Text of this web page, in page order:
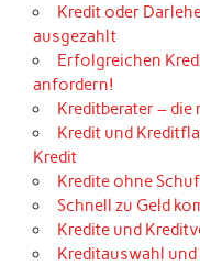
Kredit oder
ausgezahlt
Erfolgreichen
anfordern!
Kreditberater –
Kredit und
Kredit
Kredite ohne
Schnell zu Geld
Kredite und
Kreditauswahl